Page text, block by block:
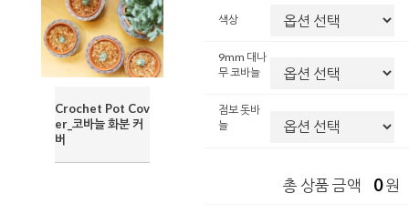
Crochet Pot Cov
er_코바늘 화분 커
버
색상
9mm 대나
무 코바늘
점보 돗바
늘
총 상품 금액 0원